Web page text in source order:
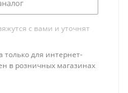
с вами и уточнят
только для интернет-
в розничных магазинах